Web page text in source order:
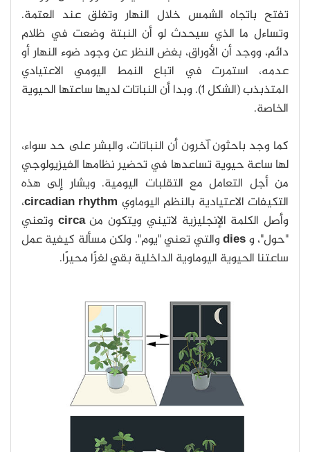
تفتح باتجاه الشمس خلال النهار وتغلق عند العتمة.
وتساءل ما الذي سيحدث لو أن النبتة وضعت في ظلام
دائم، ووجد أن الأوراق، بغض النظر عن وجود ضوء النهار أو
عدمه، استمرت في اتباع النمط اليومي الاعتيادي
المتذبذب (الشكل 1). وبدا أن النباتات لديها ساعتها الحيوية
الخاصة.
كما وجد باحثون آخرون أن النباتات، والبشر على حد سواء،
لها ساعة حيوية تساعدها في تحضير نظامها الفيزيولوجي
من أجل التعامل مع التقلبات اليومية. ويشار إلى هذه
التكيفات الاعتيادية بالنظم اليوماوي circadian rhythm،
وأصل الكلمة الإنجليزية لاتيني ويتكون منcirca وتعني
"حول"، وdiesوالتي تعني "يوم". ولكن مسألة كيفية عمل
ساعتنا الحيوية اليوماوية الداخلية بقي لغزًا محيرًا.